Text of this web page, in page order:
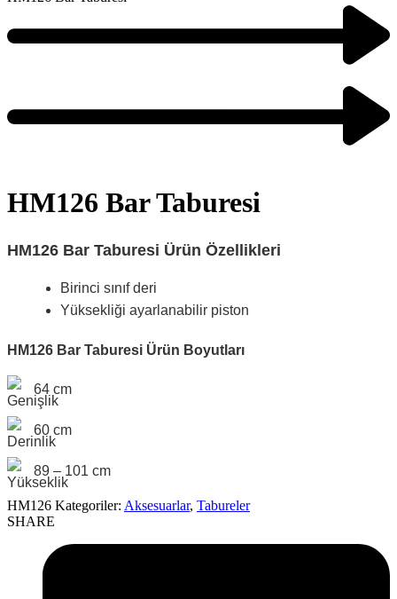
HM126 Bar Taburesi
HM126 Bar Taburesi Ürün Özellikleri
Birinci sınıf deri
Yüksekliği ayarlanabilir piston
HM126 Bar Taburesi Ürün Boyutları
64 cm
60 cm
89 – 101 cm
HM126 Kategoriler: Aksesuarlar, Tabureler
SHARE